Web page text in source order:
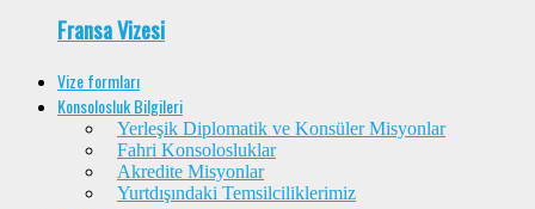
Fransa Vizesi
Vize formları
Konsolosluk Bilgileri
Yerleşik Diplomatik ve Konsüler Misyonlar
Fahri Konsolosluklar
Akredite Misyonlar
Yurtdışındaki Temsilciliklerimiz